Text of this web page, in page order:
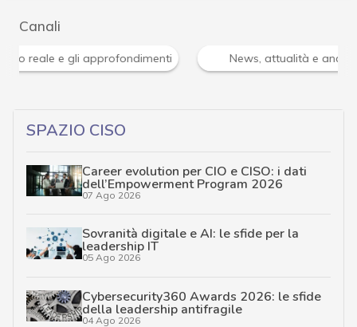
Canali
Attacchi hacker e Malware: le ultime news in tempo
SPAZIO CISO
Career evolution per CIO e CISO: i dati
dell’Empowerment Program 2026
07 Ago 2026
Sovranità digitale e AI: le sfide per la
leadership IT
05 Ago 2026
Cybersecurity360 Awards 2026: le sfide
della leadership antifragile
04 Ago 2026